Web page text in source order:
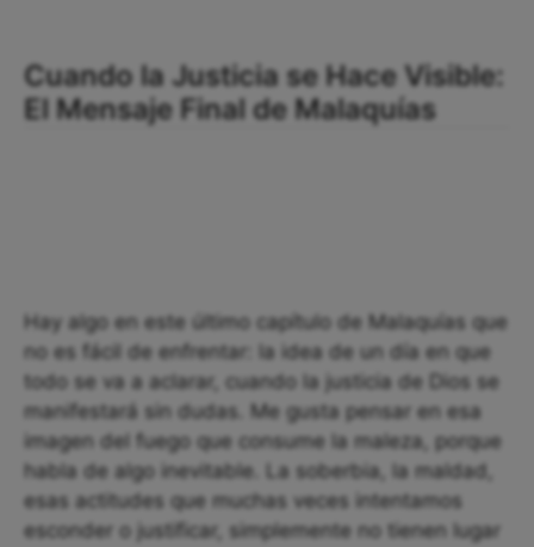
Cuando la Justicia se Hace Visible:
El Mensaje Final de Malaquías
Hay algo en este último capítulo de Malaquías que
no es fácil de enfrentar: la idea de un día en que
todo se va a aclarar, cuando la justicia de Dios se
manifestará sin dudas. Me gusta pensar en esa
imagen del fuego que consume la maleza, porque
habla de algo inevitable. La soberbia, la maldad,
esas actitudes que muchas veces intentamos
esconder o justificar, simplemente no tienen lugar